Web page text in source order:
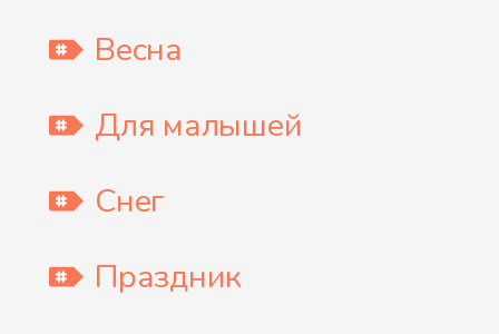
Весна
Для малышей
Снег
Праздник